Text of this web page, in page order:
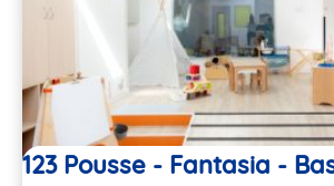
123 Pousse - Fantasia -